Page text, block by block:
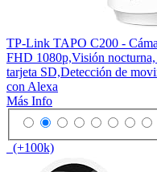
TP-Link TAPO C200 -
FHD 1080p,Visión
tarjeta SD,Detección de
con Alexa
Más Info
(+100k)